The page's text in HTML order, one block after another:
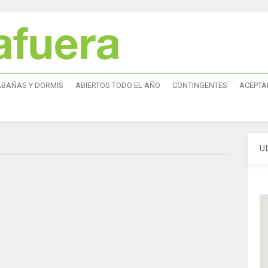
Y DORMIS ABIERTOS TODO EL AÑO CONTINGENTES